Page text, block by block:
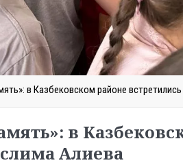
в Казбековском районе
в
Алиева